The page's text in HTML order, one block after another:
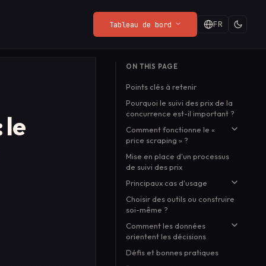
Essayez l'API en direct
dans votre navigateur,
sans configuration.
DERNIÈRES ACTUALITÉS DU BLOG
Quand c'est gratuit,
une meilleure façon de
Ce que le SDK collecte (et ce
Tableau de bord FR
le
ON THIS PAGE
Points clés à retenir
Pourquoi le suivi des prix de la
concurrence est-il important ?
Comment fonctionne le «
price scraping » ?
Collection
Le problème du blocage et
du géocloaking
Analyse syntaxique
Mise en place d'un processus
de suivi des prix
Principaux cas d'usage
Suivi des prix dans le
commerce de détail et le
Suivi et contrôle de
Choisir des outils ou construire
soi-même ?
Comment les données
orientent les décisions
Tarification dynamique
Défis et bonnes pratiques